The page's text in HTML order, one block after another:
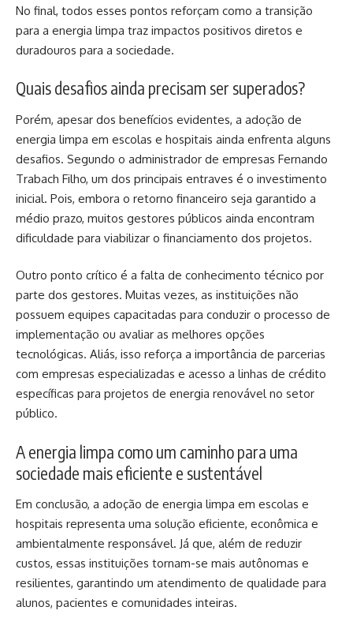
No final, todos esses pontos reforçam como a transição
para a energia limpa traz impactos positivos diretos e
duradouros para a sociedade.
Quais desafios ainda precisam ser superados?
Porém, apesar dos benefícios evidentes, a adoção de
energia limpa em escolas e hospitais ainda enfrenta alguns
desafios. Segundo o administrador de empresas Fernando
Trabach Filho, um dos principais entraves é o investimento
inicial. Pois, embora o retorno financeiro seja garantido a
médio prazo, muitos gestores públicos ainda encontram
dificuldade para viabilizar o financiamento dos projetos.
Outro ponto crítico é a falta de conhecimento técnico por
parte dos gestores. Muitas vezes, as instituições não
possuem equipes capacitadas para conduzir o processo de
implementação ou avaliar as melhores opções
tecnológicas. Aliás, isso reforça a importância de parcerias
com empresas especializadas e acesso a linhas de crédito
específicas para projetos de energia renovável no setor
público.
A energia limpa como um caminho para uma
sociedade mais eficiente e sustentável
Em conclusão, a adoção de energia limpa em escolas e
hospitais representa uma solução eficiente, econômica e
ambientalmente responsável. Já que, além de reduzir
custos, essas instituições tornam-se mais autônomas e
resilientes, garantindo um atendimento de qualidade para
alunos, pacientes e comunidades inteiras.